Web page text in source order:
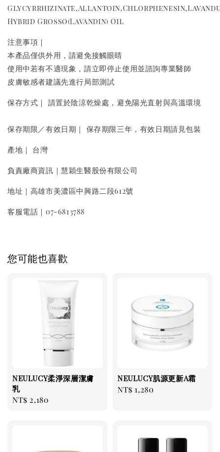
Hybrid Grosso(Lavandin) Oil
注意事項｜
本產品僅供外用，請避免接觸眼睛
使用中若有不適現象，請立即停止使用並諮詢專業醫師
皮膚敏感者建議先進行局部測試
保存方式｜ 請置於陰涼乾燥處，避免陽光直射與高溫環境
保存期限／有效日期｜ 保存期限三年，有效日期請見包裝
產地｜ 台灣
負責廠商資訊｜慧穎生醫股份有限公司
地址｜高雄市美濃區中興路二段612號
客服電話｜07-6813788
您可能也喜歡
NEULUCY柔淨深層潔膚
乳
Regular
NT$ 2,180
NEULUCY肌源更新A霜
Regular
NT$ 1,280